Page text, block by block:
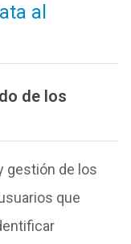
al
de los
gestión de los
que